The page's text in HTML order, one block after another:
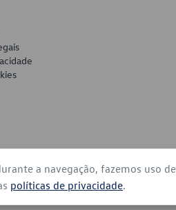
os direitos reservados
a navegação, fazemos uso
políticas de privacidade.